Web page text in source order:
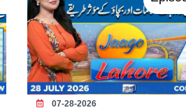
07-28-2026